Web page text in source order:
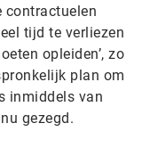
contractuelen
tijd te verliezen
opleiden’, zo
plan om
inmiddels van
gezegd.